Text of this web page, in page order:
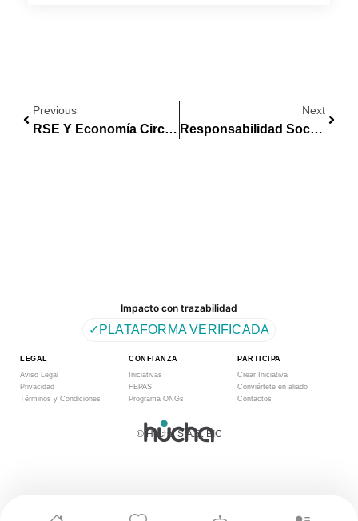
Previous
RSE Y Economía Circular: Cómo La Sostenibilidad Impulsa Tu Rentabilidad
Next
Responsabilidad Social Empresarial (RSE): Guía Para Un Futuro Sostenible
Impacto con trazabilidad
✓ PLATAFORMA VERIFICADA
LEGAL
Aviso Legal
Privacidad
Términos y Condiciones
CONFIANZA
Iniciativas
FEPAS
Programa ONGs
PARTICIPA
Crear Iniciativa
Conviértete en aliado
Contactos
© Hucha S.A.S. BIC